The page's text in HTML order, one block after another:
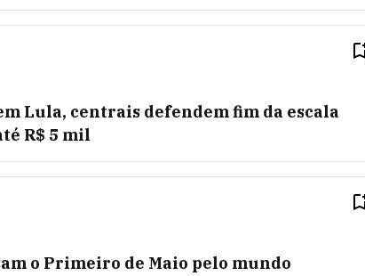
Lula, centrais defendem fim da escala
R$ 5 mil
o Primeiro de Maio pelo mundo